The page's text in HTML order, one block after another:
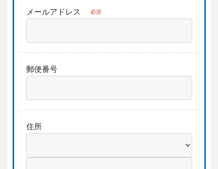
メールアドレス 必須
郵便番号
住所